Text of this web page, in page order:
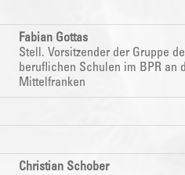
Fabian Gottas
Stell. Vorsitzender der Gruppe
beruflichen Schulen im BPR an
Mittelfranken
Christian Schober